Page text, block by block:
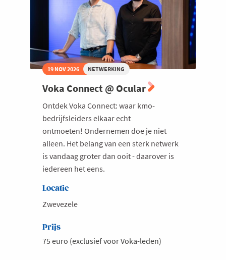
19 NOV 2026 NETWERKING
Voka Connect @ Ocular
Ontdek Voka Connect: waar kmo-
bedrijfsleiders elkaar echt
ontmoeten! Ondernemen doe je niet
alleen. Het belang van een sterk netwerk
is vandaag groter dan ooit - daarover is
iedereen het eens.
Locatie
Zwevezele
Prijs
75 euro (exclusief voor Voka-leden)